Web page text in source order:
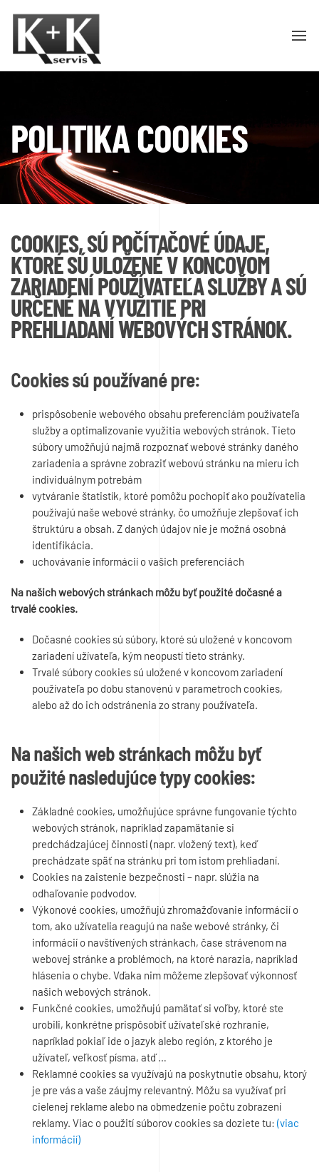
POLITIKA COOKIES
COOKIES, SÚ POČÍTAČOVÉ ÚDAJE,
KTORÉ SÚ ULOŽENÉ V KONCOVOM
ZARIADENÍ POUŽÍVATEĽA SLUŽBY A SÚ
URČENÉ NA VYUŽITIE PRI
PREHLIADANÍ WEBOVÝCH STRÁNOK.
Cookies sú používané pre:
prispôsobenie webového obsahu preferenciám používateľa
služby a optimalizovanie využitia webových stránok. Tieto
súbory umožňujú najmä rozpoznať webové stránky daného
zariadenia a správne zobraziť webovú stránku na mieru ich
individuálnym potrebám
vytváranie štatistík, ktoré pomôžu pochopiť ako používatelia
používajú naše webové stránky, čo umožňuje zlepšovať ich
štruktúru a obsah. Z daných údajov nie je možná osobná
identifikácia.
uchovávanie informácií o vašich preferenciách
Na našich webových stránkach môžu byť použité dočasné a
trvalé cookies.
Dočasné cookies sú súbory, ktoré sú uložené v koncovom
zariadení užívateľa, kým neopustí tieto stránky.
Trvalé súbory cookies sú uložené v koncovom zariadení
používateľa po dobu stanovenú v parametroch cookies,
alebo až do ich odstránenia zo strany používateľa.
Na našich web stránkach môžu byť
použité nasledujúce typy cookies:
Základné cookies, umožňujúce správne fungovanie týchto
webových stránok, napríklad zapamätanie si
predchádzajúcej činnosti (napr. vložený text), keď
prechádzate späť na stránku pri tom istom prehliadaní.
Cookies na zaistenie bezpečnosti – napr. slúžia na
odhaľovanie podvodov.
Výkonové cookies, umožňujú zhromažďovanie informácií o
tom, ako užívatelia reagujú na naše webové stránky, či
informácií o navštívených stránkach, čase strávenom na
webovej stránke a problémoch, na ktoré narazia, napríklad
hlásenia o chybe. Vďaka nim môžeme zlepšovať výkonnosť
našich webových stránok.
Funkčné cookies, umožňujú pamätať si voľby, ktoré ste
urobili, konkrétne prispôsobiť užívateľské rozhranie,
napríklad pokiaľ ide o jazyk alebo región, z ktorého je
užívateľ, veľkosť písma, atď …
Reklamné cookies sa využívajú na poskytnutie obsahu, ktorý
je pre vás a vaše záujmy relevantný. Môžu sa využívať pri
cielenej reklame alebo na obmedzenie počtu zobrazení
reklamy. Viac o použití súborov cookies sa doziete tu: (viac
informácií)